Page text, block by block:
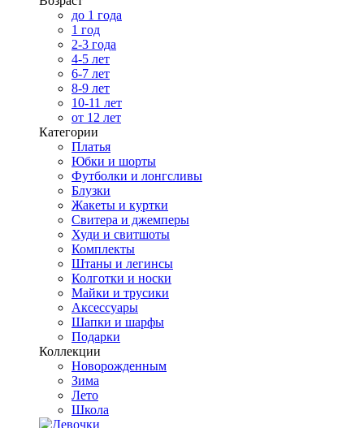
до 1 года
1 год
2-3 года
4-5 лет
6-7 лет
8-9 лет
10-11 лет
от 12 лет
Категории
Платья
Юбки и шорты
Футболки и лонгсливы
Блузки
Жакеты и куртки
Свитера и джемперы
Худи и свитшоты
Комплекты
Штаны и легинсы
Колготки и носки
Майки и трусики
Аксессуары
Шапки и шарфы
Подарки
Коллекции
Новорожденным
Зима
Лето
Школа